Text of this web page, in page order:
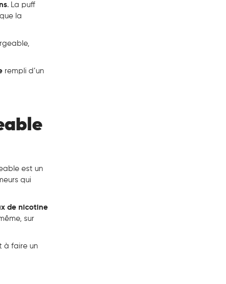
. La puff
la
rempli d’un
est un
qui
de nicotine
sur
à faire un